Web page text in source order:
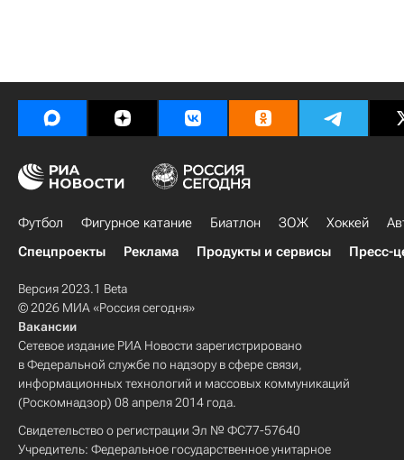
Футбол Фигурное катание Биатлон ЗОЖ Хоккей
Спецпроекты
Реклама Продукты и сервисы Пресс-
Версия 2023.1 Beta
© 2026 МИА «Россия сегодня»
Вакансии
Сетевое издание РИА Новости зарегистрировано
в Федеральной службе по надзору в сфере связи,
информационных технологий и массовых коммуникаций
(Роскомнадзор) 08 апреля 2014 года.
Свидетельство о регистрации Эл № ФС77-57640
Учредитель: Федеральное государственное унитарное